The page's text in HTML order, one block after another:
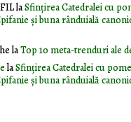
laSfințirea Catedralei cu
și buna rânduială
laTop 10 meta-trenduri ale
laSfințirea Catedralei cu
și buna rânduială